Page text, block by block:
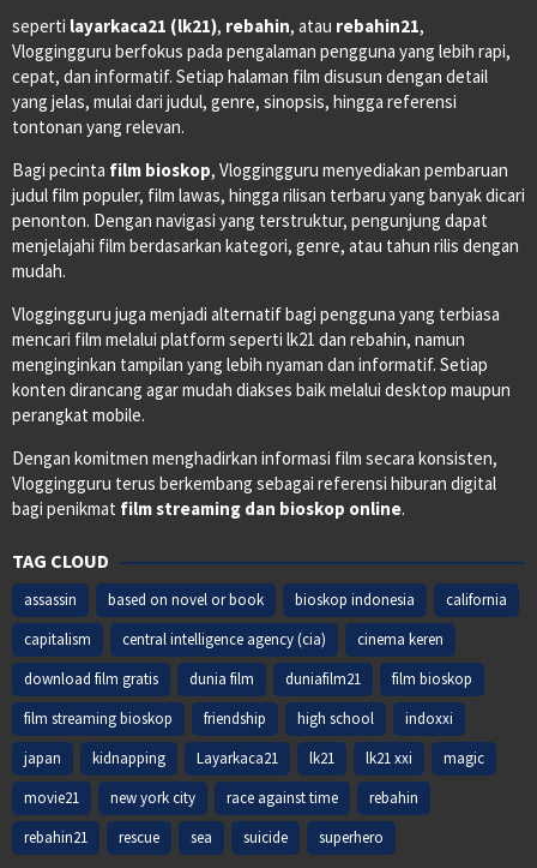
seperti layarkaca21 (lk21), rebahin, atau rebahin21,
Vloggingguru berfokus pada pengalaman pengguna yang lebih rapi,
cepat, dan informatif. Setiap halaman film disusun dengan detail
yang jelas, mulai dari judul, genre, sinopsis, hingga referensi
tontonan yang relevan.
Bagi pecinta film bioskop, Vloggingguru menyediakan pembaruan
judul film populer, film lawas, hingga rilisan terbaru yang banyak dicari
penonton. Dengan navigasi yang terstruktur, pengunjung dapat
menjelajahi film berdasarkan kategori, genre, atau tahun rilis dengan
mudah.
Vloggingguru juga menjadi alternatif bagi pengguna yang terbiasa
mencari film melalui platform seperti lk21 dan rebahin, namun
menginginkan tampilan yang lebih nyaman dan informatif. Setiap
konten dirancang agar mudah diakses baik melalui desktop maupun
perangkat mobile.
Dengan komitmen menghadirkan informasi film secara konsisten,
Vloggingguru terus berkembang sebagai referensi hiburan digital
bagi penikmat film streaming dan bioskop online.
TAG CLOUD
assassin based on novel or book bioskop indonesia
california
capitalism
central intelligence agency (cia)
cinema keren
download film gratis
dunia film duniafilm21
film bioskop
film streaming bioskop
friendship high school
indoxxi
japan
kidnapping Layarkaca21 lk21 lk21 xxi
magic
movie21
new york city race against time
rebahin
rebahin21
rescue sea suicide superhero